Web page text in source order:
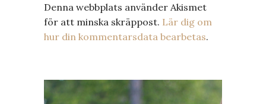
Denna webbplats använder Akismet
för att minska skräppost. Lär dig om
hur din kommentarsdata bearbetas.